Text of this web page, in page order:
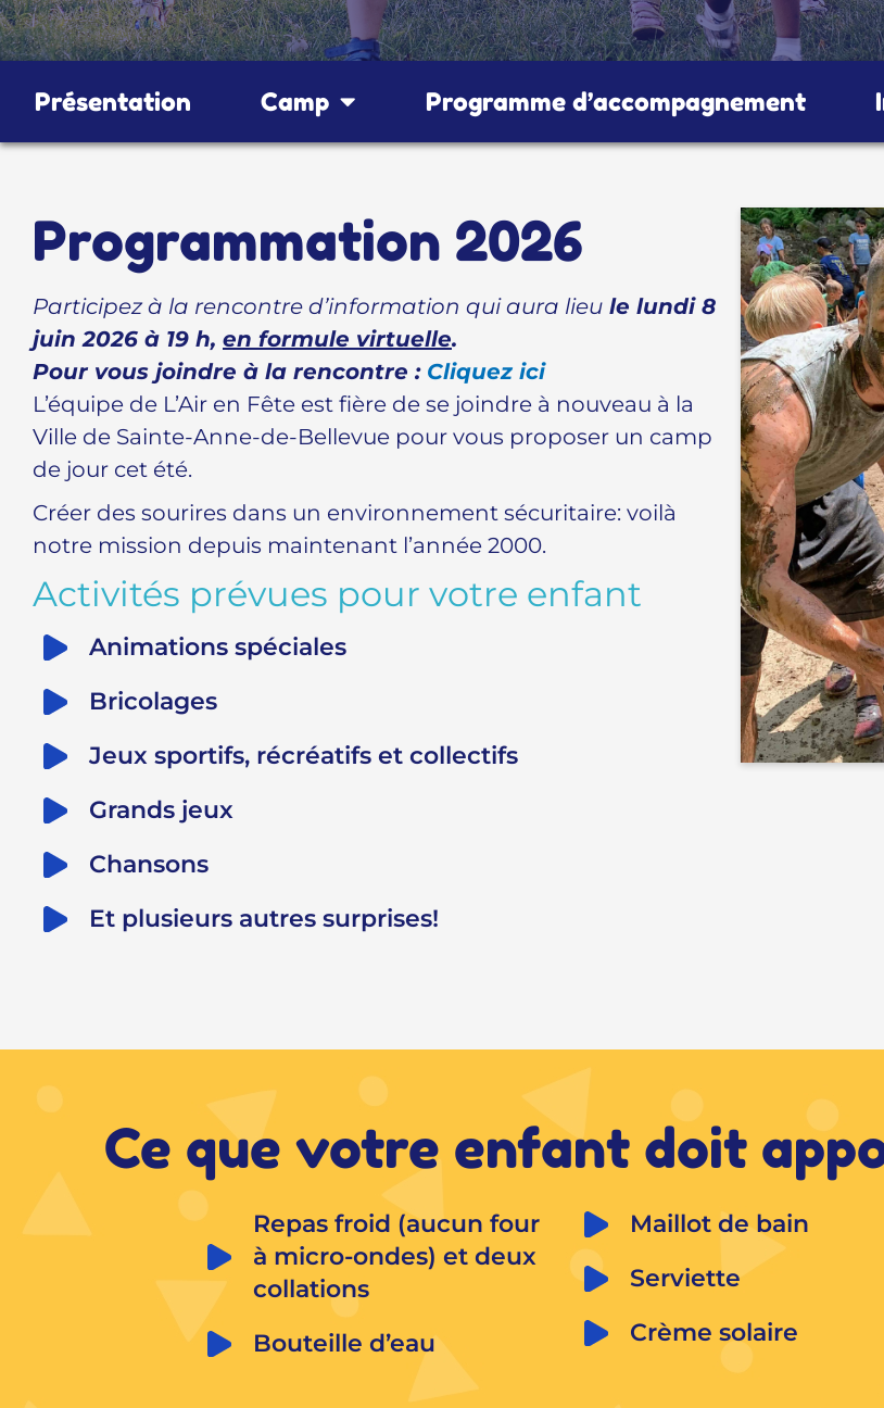
Présentation Camp Programme d’accompagnement
Programmation 2026
Participez à la rencontre d’information qui aura lieu le lundi 8
juin 2026 à 19 h, en formule virtuelle.
Pour vous joindre à la rencontre : Cliquez ici
L’équipe de L’Air en Fête est fière de se joindre à nouveau à la
Ville de Sainte-Anne-de-Bellevue pour vous proposer un camp
de jour cet été.
Créer des sourires dans un environnement sécuritaire: voilà
notre mission depuis maintenant l’année 2000.
Activités prévues pour votre enfant
Animations spéciales
Bricolages
Jeux sportifs, récréatifs et collectifs
Grands jeux
Chansons
Et plusieurs autres surprises!
Ce que votre enfant doit
Repas froid (aucun four
à micro-ondes) et deux
collations
Bouteille d’eau
Maillot de bain
Serviette
Crème solaire